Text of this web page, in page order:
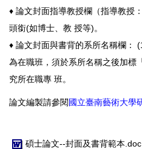
♦ 論文封面指導教授欄（指導教授
頭銜(如博士、教 授等)。
♦ 論文封面與書背的系所名稱欄：
為在職班，須於系所名稱之後加標
究所在職專 班。
論文編製請參閱國立臺南藝術大學
碩士論文--封面及書背範本.doc